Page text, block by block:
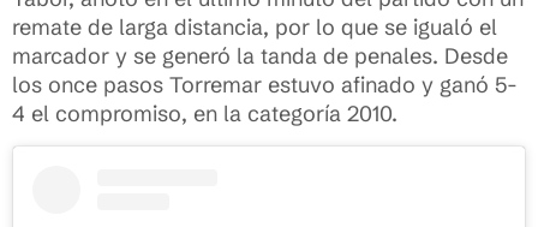
remate de larga distancia, por lo que se igualó el
marcador y se generó la tanda de penales. Desde
los once pasos Torremar estuvo afinado y ganó 5-
4 el compromiso, en la categoría 2010.